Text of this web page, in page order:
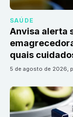
SAÚDE
Anvisa alerta
quais
5 de agosto de 2026,